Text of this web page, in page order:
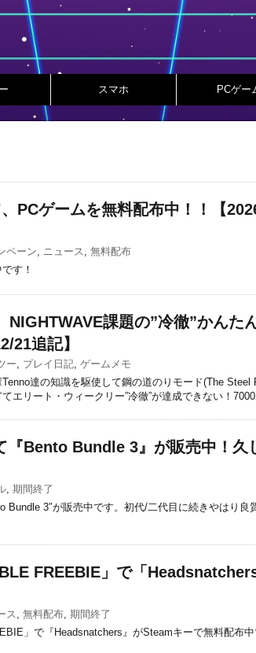
スマホ PCゲー
PCゲームを無料配布中！！【
ペーン, ニュース , 無料配布
す！
NIGHTWAVE課題の”冷徹”かんた
21追記】
ー, プレイ日記, ゲームメモ
達の知識を駆使して鋼の道のりモード(The Steel
エリート・ウィークリー”冷徹”が達成できない！
『Bento Bundle 3』が販売中！久
, 期間終了
Bundle 3″が販売中です。初代/二代目に続きやはり良
FREEBIE」で「
ス , 無料配布, 期間終了
」で『Headsnatchers』がSteamキーで無料配布中